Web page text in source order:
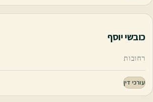
כובשי יוסף
רחובות
עורכי דין